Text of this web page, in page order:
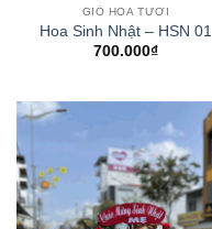
GIỎ HOA TƯƠI
Hoa Sinh Nhật – HSN 01
700.000₫